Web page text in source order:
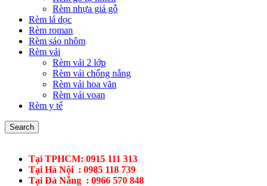
Rèm nhựa giả gỗ
Rèm lá dọc
Rèm roman
Rèm sáo nhôm
Rèm vải
Rèm vải 2 lớp
Rèm vải chống nắng
Rèm vải hoa văn
Rèm vải voan
Rèm y tế
Search
Tại TPHCM: 0915 111 313
Tại Hà Nội : 0985 118 739
Tại Đà Nẵng : 0966 570 848